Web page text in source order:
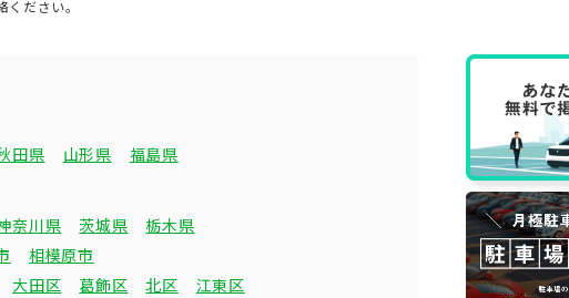
ださい。
田県 山形県
福島県
奈川県 茨城県
栃木県
相模原市
大田区 葛飾区 北区
江東区